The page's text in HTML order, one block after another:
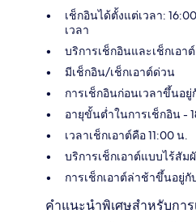
เช็กอินได้ตั้งแต่เวลา:
เวลา
บริการเช็กอินและเช็กเอา
มีเช็กอิน/เช็กเอาต์ด่วน
การเช็กอินก่อนเวลาขึ้นอ
อายุขั้นต่ำในการเช็กอิน -
เวลาเช็กเอาต์คือ 11:00 น.
บริการเช็กเอาต์แบบไร้สัม
การเช็กเอาต์ล่าช้าขึ้นอยู่
คำแนะนำพิเศษสำหรับกา